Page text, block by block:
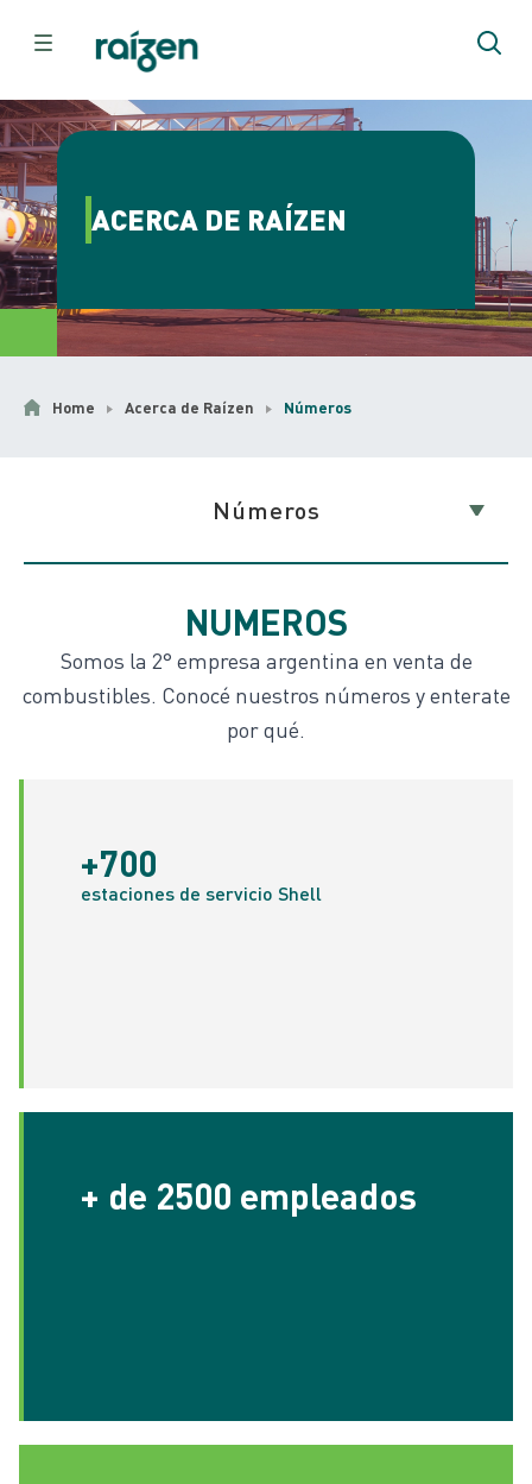
ACERCA DE RAÍZEN
Home Acerca de Raízen Números
Números
Carreras
NUMEROS
Somos la 2° empresa argentina en venta de
combustibles. Conocé nuestros números y enterate
por qué.
+700
estaciones de servicio Shell
+ de 2500 empleados